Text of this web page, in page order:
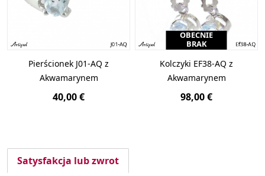
Pierścionek J01-AQ z
Akwamarynem
40,00 €
OBECNIE
BRAK
Kolczyki EF38-AQ z
Akwamarynem
98,00 €
Satysfakcja lub zwrot